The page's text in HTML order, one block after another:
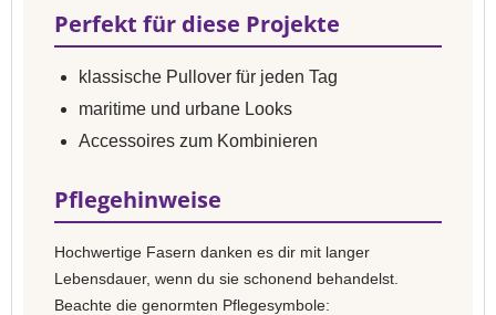
Perfekt für diese Projekte
klassische Pullover für jeden Tag
maritime und urbane Looks
Accessoires zum Kombinieren
Pflegehinweise
Hochwertige Fasern danken es dir mit langer
Lebensdauer, wenn du sie schonend behandelst.
Beachte die genormten Pflegesymbole: